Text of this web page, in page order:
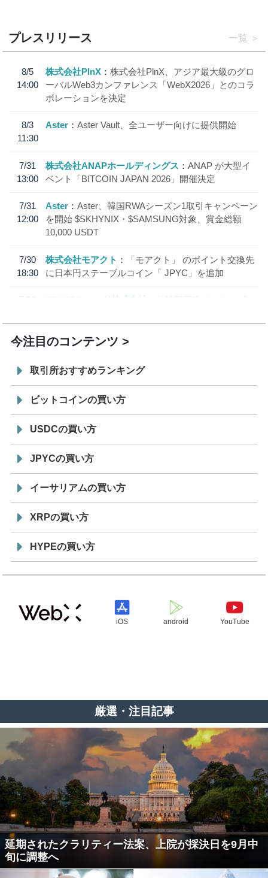
プレスリリース 一覧
8/5
14:00
株式会社PlnX
株式会社PlnX、アジア最大級のグロ
ーバルWeb3カンファレンス「WebX2026」とのコラ
ボレーションを決定
8/3
11:30
Aster Aster Vault、全ユーザー向けに提供開始
7/31
13:00
株式会社ANAPホールディングス
ANAP が大型イ
ベント「BITCOIN JAPAN 2026」開催決定
7/31
12:00
Aster
Aster、韓国RWAシーズン1取引キャンペーン
を開始 $SKHYNIX・$SAMSUNG対象、賞金総額
10,000 USDT
7/30
18:30
株式会社モアクト
「モアクト」 のポイント交換先
に日本円ステーブルコイン「 JPYC」を追加
7/29
SBI VCトレード株式会社
信託型円建てステーブル
今注目のコンテンツ
取引所おすすめランキング
ビットコインの買い方
USDCの買い方
JPYCの買い方
イーサリアムの買い方
XRPの買い方
HYPEの買い方
iOS android YouTube
厳選・注目記事
延期されたクラリティー法案、上院が採決日を9月中
旬に調整へ